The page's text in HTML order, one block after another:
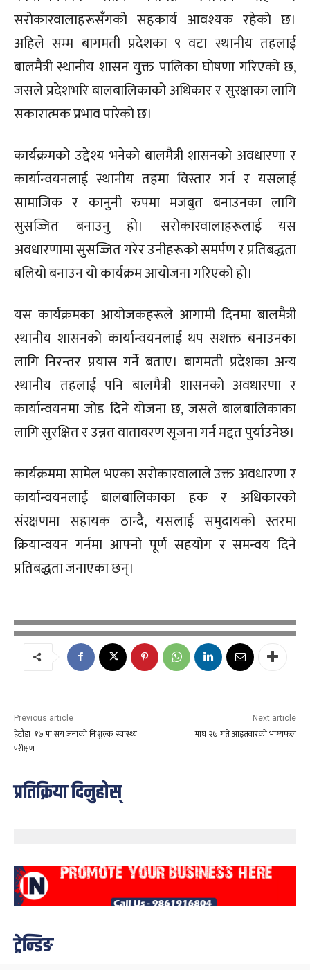
सरोकारवालाहरूसँगको सहकार्य आवश्यक रहेको छ।
अहिले सम्म बागमती प्रदेशका ९ वटा स्थानीय तहलाई
बालमैत्री स्थानीय शासन युक्त पालिका घोषणा गरिएको छ,
जसले प्रदेशभरि बालबालिकाको अधिकार र सुरक्षाका लागि
सकारात्मक प्रभाव पारेको छ।
कार्यक्रमको उद्देश्य भनेको बालमैत्री शासनको अवधारणा र
कार्यान्वयनलाई स्थानीय तहमा विस्तार गर्न र यसलाई
सामाजिक र कानुनी रुपमा मजबुत बनाउनका लागि
सुसज्जित बनाउनु हो। सरोकारवालाहरूलाई यस
अवधारणामा सुसज्जित गरेर उनीहरूको समर्पण र प्रतिबद्धता
बलियो बनाउन यो कार्यक्रम आयोजना गरिएको हो।
यस कार्यक्रमका आयोजकहरूले आगामी दिनमा बालमैत्री
स्थानीय शासनको कार्यान्वयनलाई थप सशक्त बनाउनका
लागि निरन्तर प्रयास गर्ने बताए। बागमती प्रदेशका अन्य
स्थानीय तहलाई पनि बालमैत्री शासनको अवधारणा र
कार्यान्वयनमा जोड दिने योजना छ, जसले बालबालिकाका
लागि सुरक्षित र उन्नत वातावरण सृजना गर्न मद्दत पुर्याउनेछ।
कार्यक्रममा सामेल भएका सरोकारवालाले उक्त अवधारणा र
कार्यान्वयनलाई बालबालिकाका हक र अधिकारको
संरक्षणमा सहायक ठान्दै, यसलाई समुदायको स्तरमा
क्रियान्वयन गर्नमा आफ्नो पूर्ण सहयोग र समन्वय दिने
प्रतिबद्धता जनाएका छन्।
Previous article
हेटौंडा–१७ मा सय जनाको निःशुल्क स्वास्थ्य
परीक्षण
Next article
माघ २७ गते आइतवारको भाग्यफल
प्रतिक्रिया दिनुहोस्
ट्रेन्डिङ